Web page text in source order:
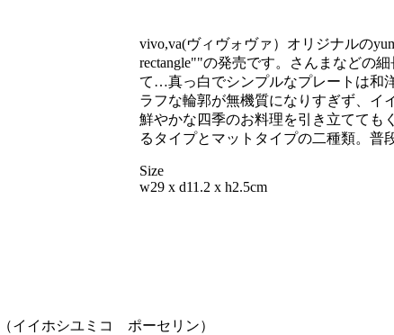
vivo,va(ヴィヴォヴァ）オリジナルの
rectangle""の発売です。さんまなどの
て…真っ白でシンプルなプレートは和
ラフな輪郭が無機質になりすぎず、イ
鮮やかな四季のお料理を引き立てても
るタイプとマットタイプの二種類。普
Size
w29 x d11.2 x h2.5cm
イイホシユミコ ポーセリン）